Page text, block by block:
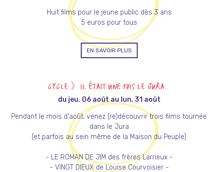
Huit films pour le jeune public dès 3 ans
5 euros pour tous
EN SAVOIR PLUS
CYCLE 》IL ÉTAIT UNE FOIS LE JURA...
du jeu. 06 août au lun. 31 août
Pendant le mois d'août, venez (re)découvrir trois films tournée
dans le Jura
(et parfois au sein même de la Maison du Peuple)
- LE ROMAN DE JIM des frères Larrieux -
- VINGT DIEUX de Louise Courvoisier -